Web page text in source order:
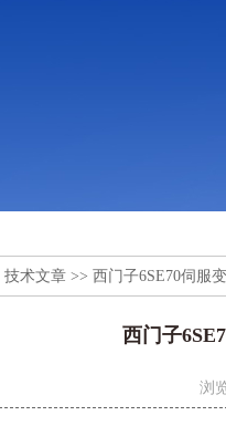
技术文章 >> 西门子6SE70伺服
西门子
浏